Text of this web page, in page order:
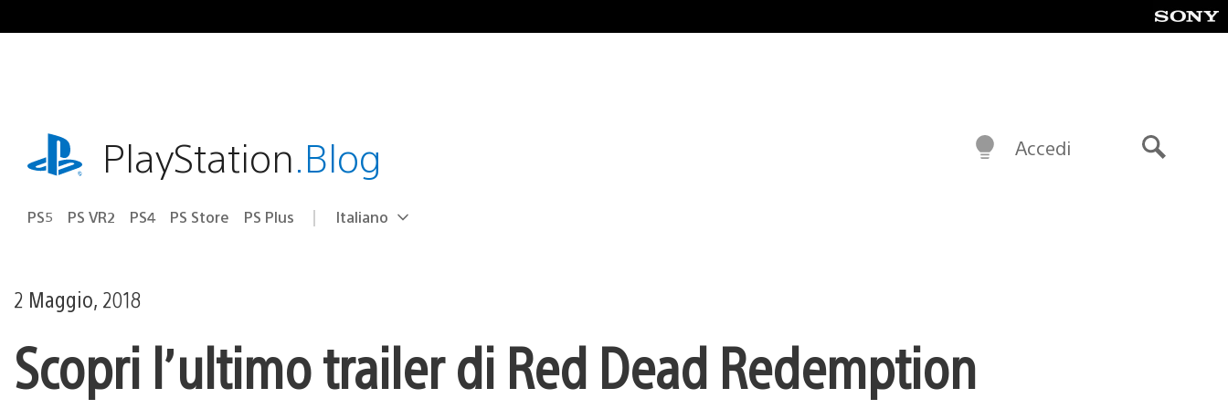
al
playstation.comPlayStation.Blog
PS5 PS VR2 PS4 PS Store PS Plus Seleziona
Regione
Italiano
Accedi
2 Maggio, 2018
Scopri l’ultimo trailer di Red Dead Redemption